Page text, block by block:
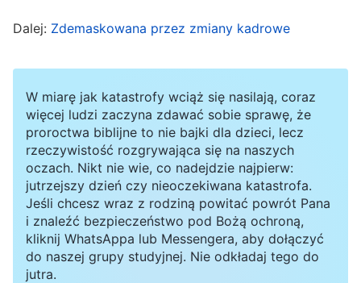
Bingowi możliwość działania, uniemożliwiając mu
wprowadzanie ich w błąd, a następnie pomówić
we wspólnocie o prawdzie z braćmi i siostrami,
aby pomóc im wyrobić sobie o nim właściwe
wyobrażenie. Powstrzymałoby go to przed
dalszym sianiem wśród nich niepokojów, a
potem moglibyśmy przeszkolić siostrę Zhong
Xin, aby jak najszybciej była w stanie przejąć
odpowiedzialność za pracę kościoła. Nadal
Dalej: Zdemaskowana przez zmiany kadrowe
W miarę jak katastrofy wciąż się nasilają, coraz
więcej ludzi zaczyna zdawać sobie sprawę, że
proroctwa biblijne to nie bajki dla dzieci, lecz
rzeczywistość rozgrywająca się na naszych
oczach. Nikt nie wie, co nadejdzie najpierw:
jutrzejszy dzień czy nieoczekiwana katastrofa.
Jeśli chcesz wraz z rodziną powitać powrót Pana
i znaleźć bezpieczeństwo pod Bożą ochroną,
kliknij WhatsAppa lub Messengera, aby dołączyć
do naszej grupy studyjnej. Nie odkładaj tego do
jutra.